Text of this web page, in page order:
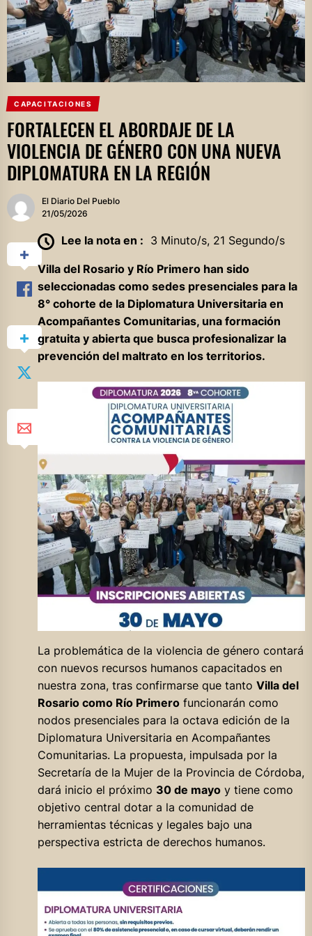
CAPACITACIONES
FORTALECEN EL ABORDAJE DE LA
VIOLENCIA DE GÉNERO CON UNA NUEVA
DIPLOMATURA EN LA REGIÓN
El Diario Del Pueblo
21/05/2026
Lee la nota en : 3 Minuto/s, 21 Segundo/s
Villa del Rosario y Río Primero han sido
seleccionadas como sedes presenciales para la
8° cohorte de la Diplomatura Universitaria en
Acompañantes Comunitarias, una formación
gratuita y abierta que busca profesionalizar la
prevención del maltrato en los territorios.
La problemática de la violencia de género contará
con nuevos recursos humanos capacitados en
nuestra zona, tras confirmarse que tanto Villa del
Rosario como Río Primerofuncionarán como
nodos presenciales para la octava edición de la
Diplomatura Universitaria en Acompañantes
Comunitarias. La propuesta, impulsada por la
Secretaría de la Mujer de la Provincia de Córdoba,
dará inicio el próximo 30 de mayoy tiene como
objetivo central dotar a la comunidad de
herramientas técnicas y legales bajo una
perspectiva estricta de derechos humanos.